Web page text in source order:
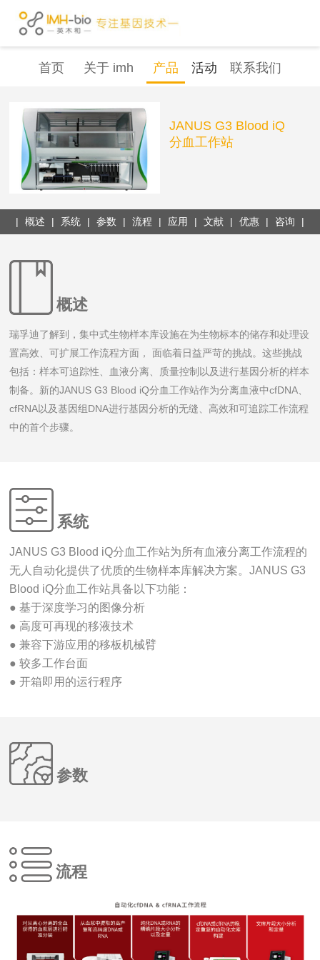
首页 关于 imh 产品 活动 联系我们
JANUS G3 Blood iQ
分血工作站
| 概述 | 系统 | 参数 | 流程 | 应用 | 文献 | 优惠 | 咨询 |
概述
瑞孚迪了解到，集中式生物样本库设施在为生物标本的储存和处理设
置高效、可扩展工作流程方面， 面临着日益严苛的挑战。这些挑战
包括：样本可追踪性、血液分离、质量控制以及进行基因分析的样本
制备。新的JANUS G3 Blood iQ分血工作站作为分离血液中cfDNA、
cfRNA以及基因组DNA进行基因分析的无缝、高效和可追踪工作流程
中的首个步骤。
系统
JANUS G3 Blood iQ分血工作站为所有血液分离工作流程的
无人自动化提供了优质的生物样本库解决方案。JANUS G3
Blood iQ分血工作站具备以下功能：
● 基于深度学习的图像分析
● 高度可再现的移液技术
● 兼容下游应用的移板机械臂
● 较多工作台面
● 开箱即用的运行程序
参数
流程